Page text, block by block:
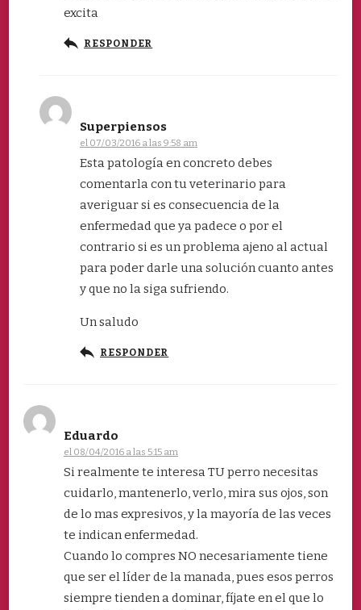
excita
RESPONDER
Superpiensos
el 07/03/2016 a las 9:58 am
Esta patología en concreto debes
comentarla con tu veterinario para
averiguar si es consecuencia de la
enfermedad que ya padece o por el
contrario si es un problema ajeno al actual
para poder darle una solución cuanto antes
y que no la siga sufriendo.
Un saludo
RESPONDER
Eduardo
el 08/04/2016 a las 5:15 am
Si realmente te interesa TU perro necesitas
cuidarlo, mantenerlo, verlo, mira sus ojos, son
de lo mas expresivos, y la mayoría de las veces
te indican enfermedad.
Cuando lo compres NO necesariamente tiene
que ser el líder de la manada, pues esos perros
siempre tienden a dominar, fíjate en el que lo